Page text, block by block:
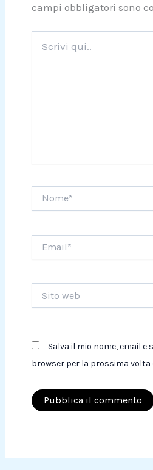
campi obbligatori sono
qui..
web
Salva il mio nome, email e
browser per la prossima volta